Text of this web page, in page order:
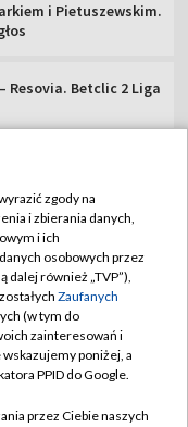
i Pietuszewskim.
Resovia. Betclic 2 Liga
zgody na
i zbierania danych,
i ich
osobowych przez
dalej również „TVP”),
Zaufanych
(w tym do
zainteresowań i
poniżej, a
PPID do Google.
przez Ciebie naszych